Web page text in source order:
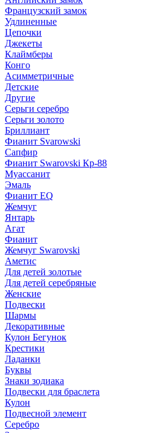
Французский замок
Удлиненные
Цепочки
Джекеты
Клаймберы
Конго
Асимметричные
Детские
Другие
Серьги серебро
Серьги золото
Бриллиант
Фианит Svarowski
Сапфир
Фианит Swarovski Кр-88
Муассанит
Эмаль
Фианит EQ
Жемчуг
Янтарь
Агат
Фианит
Жемчуг Swarovski
Аметис
Для детей золотые
Для детей серебряные
Женские
Подвески
Шармы
Декоративные
Кулон Бегунок
Крестики
Ладанки
Буквы
Знаки зодиака
Подвески для браслета
Кулон
Подвесной элемент
Серебро